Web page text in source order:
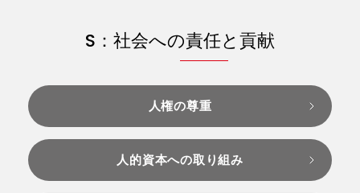
S：社会への責任と貢献
人権の尊重
人的資本への取り組み